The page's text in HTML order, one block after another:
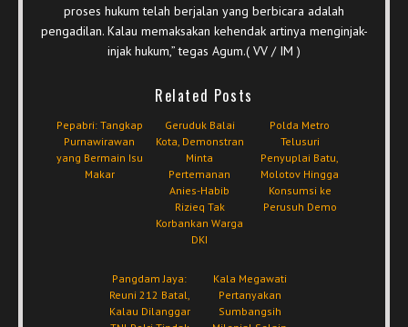
proses hukum telah berjalan yang berbicara adalah
pengadilan. Kalau memaksakan kehendak artinya menginjak-
injak hukum,” tegas Agum.( VV / IM )
Related Posts
Pepabri: Tangkap
Purnawirawan
yang Bermain Isu
Makar
Geruduk Balai
Kota, Demonstran
Minta
Pertemanan
Anies-Habib
Rizieq Tak
Korbankan Warga
DKI
Polda Metro
Telusuri
Penyuplai Batu,
Molotov Hingga
Konsumsi ke
Perusuh Demo
Pangdam Jaya:
Reuni 212 Batal,
Kalau Dilanggar
Kala Megawati
Pertanyakan
Sumbangsih